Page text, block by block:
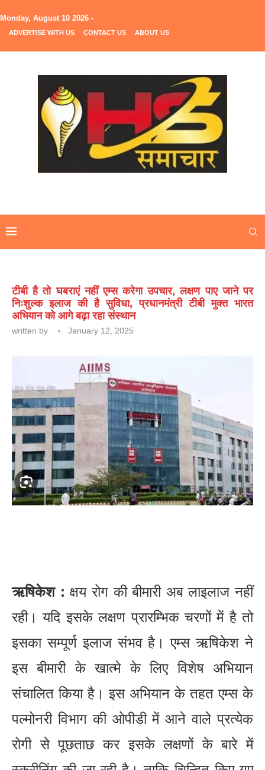
Monday, August 10 2026 -
ADVERTISE WITH US CONTACT US ABOUT US
टीबी है तो घबराएं नहीं एम्स करेगा उपचार, लक्षण पाए जाने पर
निःशुल्क इलाज की है सुविधा, प्रधानमंत्री टीबी मुक्त भारत
अभियान को आगे बढ़ा रहा संस्थान
written by January 12, 2025
ऋषिकेश :क्षय रोग की बीमारी अब लाइलाज नहीं
रही। यदि इसके लक्षण प्रारम्भिक चरणों में है तो
इसका सम्पूर्ण इलाज संभव है। एम्स ऋषिकेश ने
इस बीमारी के खात्मे के लिए विशेष अभियान
संचालित किया है। इस अभियान के तहत एम्स के
पल्मोनरी विभाग की ओपीडी में आने वाले प्रत्येक
रोगी से पूछताछ कर इसके लक्षणों के बारे में